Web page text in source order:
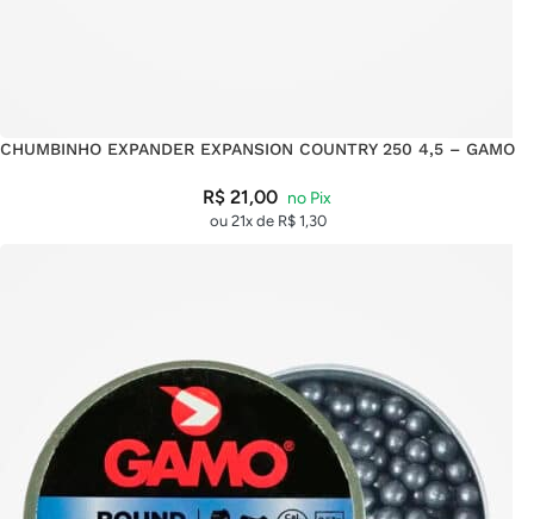
CHUMBINHO EXPANDER EXPANSION COUNTRY 250 4,5 – GAMO
R$ 21,00
ou 21x de R$1,30